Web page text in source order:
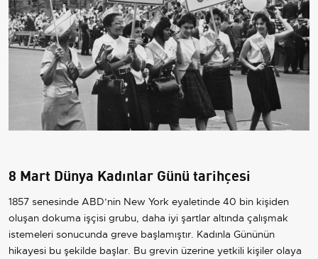
8 Mart Dünya Kadınlar Günü tarihçesi
1857 senesinde ABD’nin New York eyaletinde 40 bin kişiden
oluşan dokuma işçisi grubu, daha iyi şartlar altında çalışmak
istemeleri sonucunda greve başlamıştır. Kadınla Gününün
hikayesi bu şekilde başlar. Bu grevin üzerine yetkili kişiler olaya